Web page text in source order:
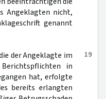
Angeklagten nicht,
genannt
19
der Angeklagte im
in
hat, erfolgte
bereits erlangten